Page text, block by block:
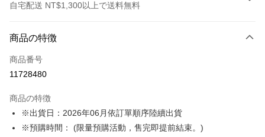
自宅配送 NT$1,300以上で送料無料
クレジットカード1回払い
LINE Pay
Easy Wallet
Google Pay
商品の特徴
商品番号
11728480
商品の特徴
※出貨日：2026年06月依訂單順序陸續出貨
※預購時間： (限量預購活動，售完即提前結束。)